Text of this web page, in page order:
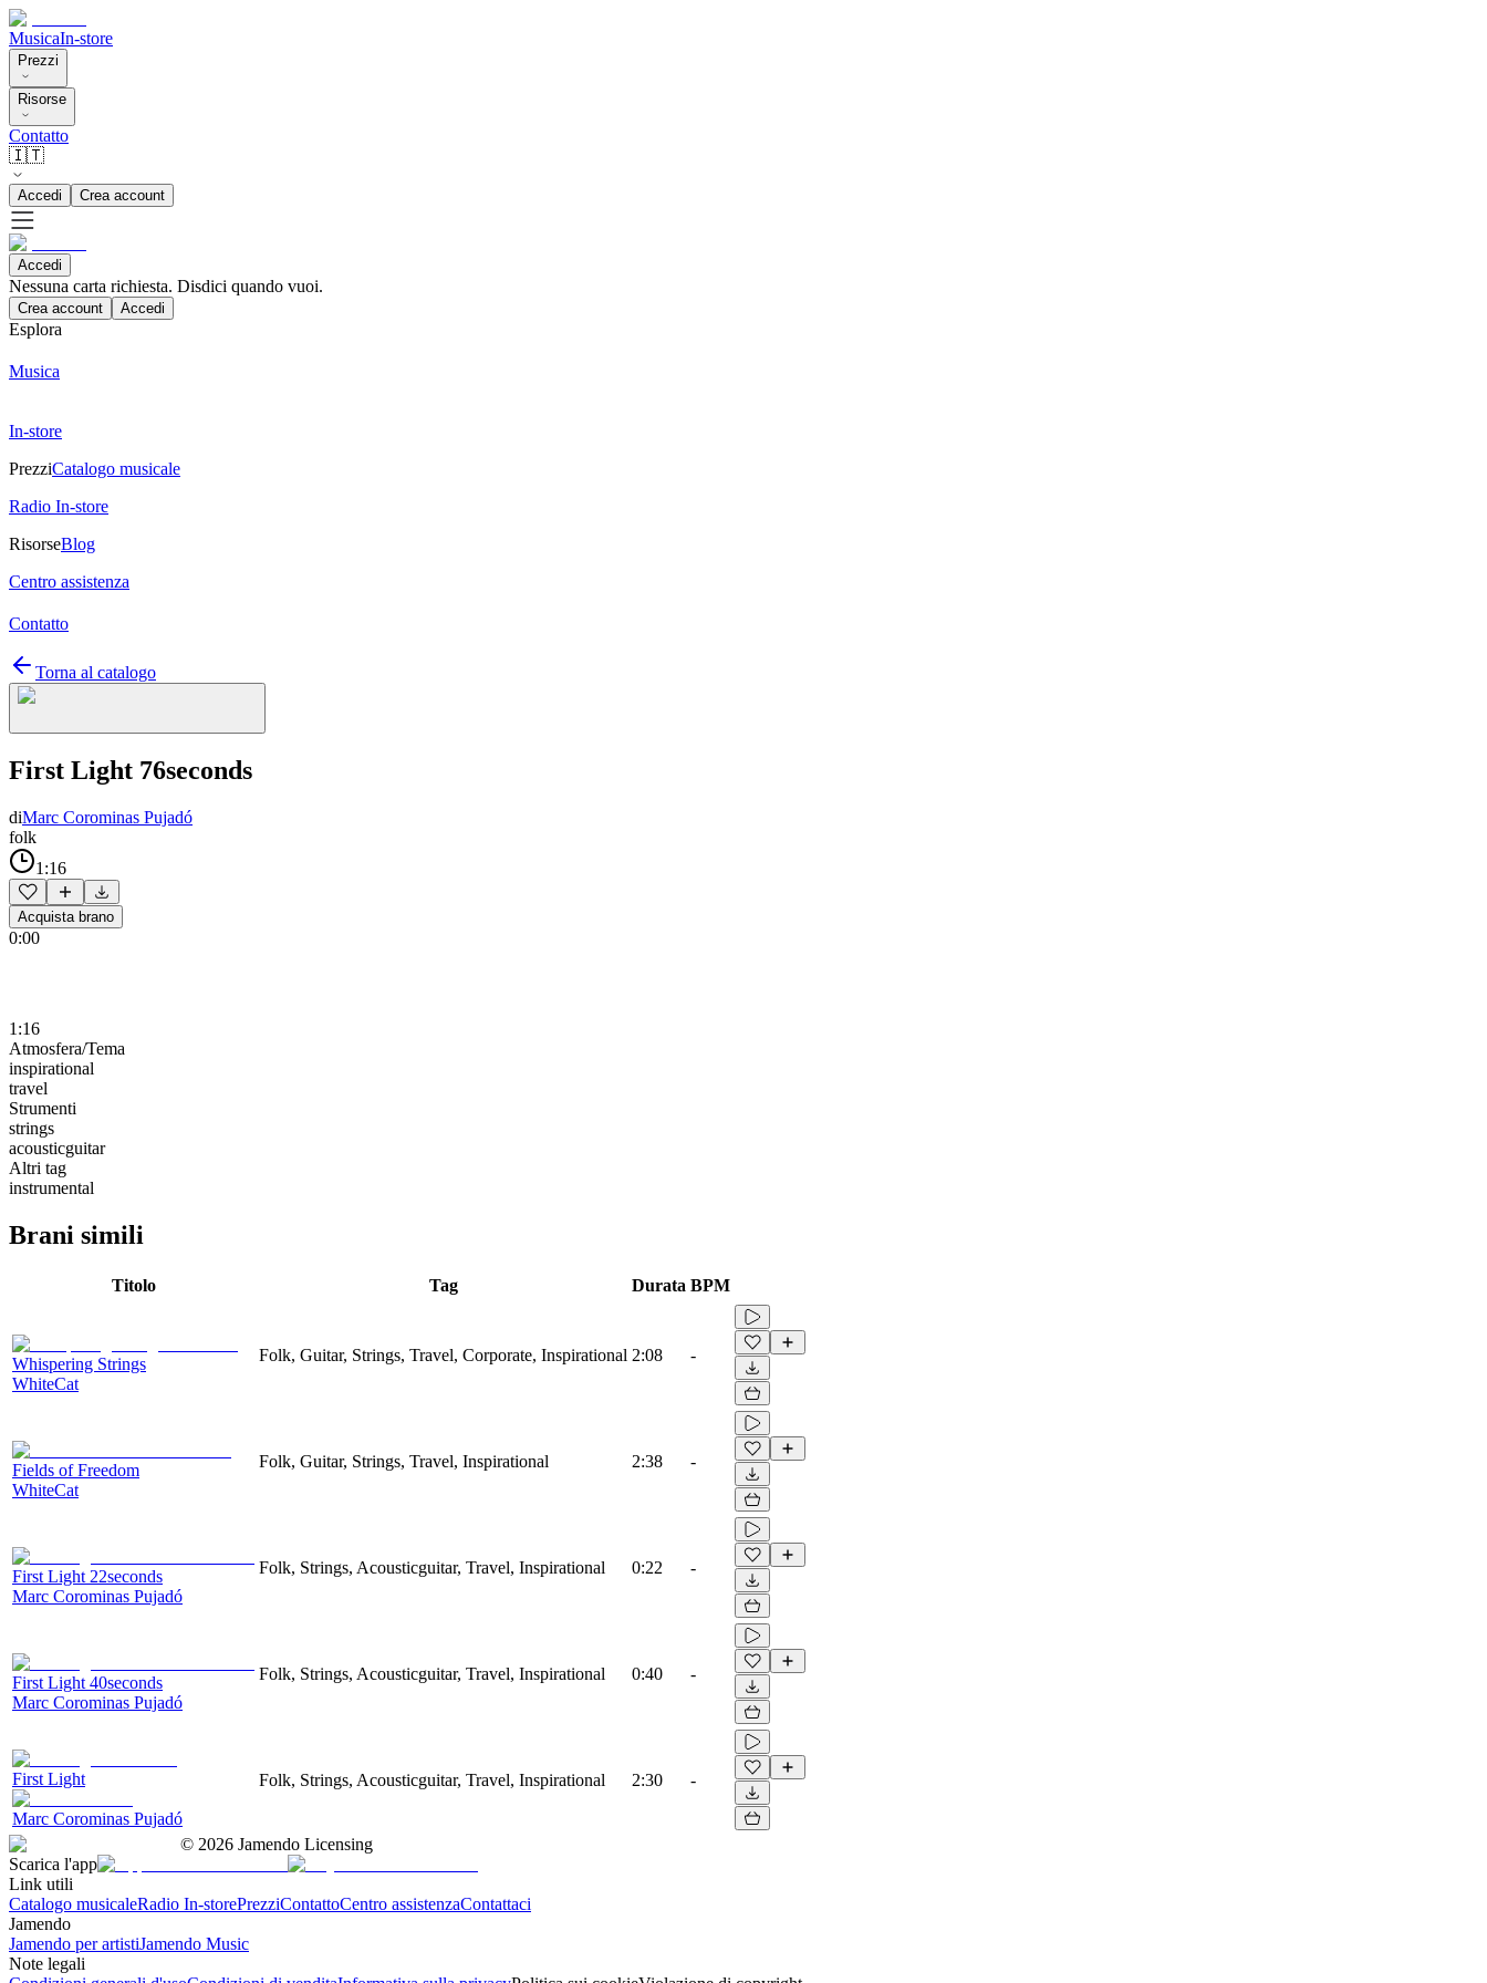
MusicaIn-store
Prezzi
Risorse
Contatto
🇮🇹
Accedi Crea account
Accedi
Nessuna carta richiesta. Disdici quando vuoi.
Crea account Accedi
Esplora
Musica
In-store
PrezziCatalogo musicale
Radio In-store
RisorseBlog
Centro assistenza
Contatto
Torna al catalogo
First Light 76seconds
diMarc Corominas Pujadó
folk
1:16
Acquista brano
0:00
1:16
Atmosfera/Tema
inspirational
travel
Strumenti
strings
acousticguitar
Altri tag
instrumental
Brani simili
Titolo Tag Durata BPM
Whispering Strings
WhiteCat
Folk, Guitar, Strings, Travel, Corporate, Inspirational 2:08 -
Fields of Freedom
WhiteCat
Folk, Guitar, Strings, Travel, Inspirational 2:38 -
First Light 22seconds
Marc Corominas Pujadó
Folk, Strings, Acousticguitar, Travel, Inspirational 0:22 -
First Light 40seconds
Marc Corominas Pujadó
Folk, Strings, Acousticguitar, Travel, Inspirational 0:40 -
First Light
Marc Corominas Pujadó
Folk, Strings, Acousticguitar, Travel, Inspirational 2:30 -
© 2026 Jamendo Licensing
Scarica l'app
Link utili
Catalogo musicaleRadio In-storePrezziContattoCentro assistenzaContattaci
Jamendo
Jamendo per artistiJamendo Music
Note legali